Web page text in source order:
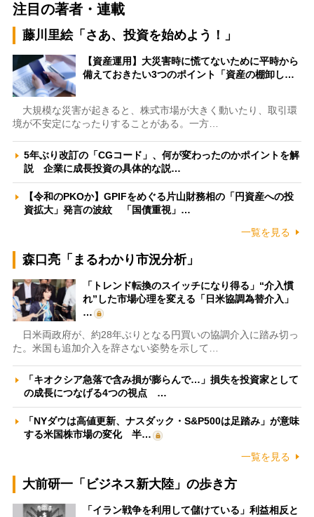
注目の著者・連載
藤川里絵「さあ、投資を始めよう！」
【資産運用】大災害時に慌てないために平時から
備えておきたい3つのポイント「資産の棚卸し…
大規模な災害が起きると、株式市場が大きく動いたり、取引環
境が不安定になったりすることがある。一方…
5年ぶり改訂の「CGコード」、何が変わったのかポイントを解
説 企業に成長投資の具体的な説…
【令和のPKOか】GPIFをめぐる片山財務相の「円資産への投
資拡大」発言の波紋 「国債重視」…
一覧を見る
森口亮「まるわかり市況分析」
「トレンド転換のスイッチになり得る」“介入慣
れ”した市場心理を変える「日米協調為替介入」
…
日米両政府が、約28年ぶりとなる円買いの協調介入に踏み切っ
た。米国も追加介入を辞さない姿勢を示して…
「キオクシア急落で含み損が膨らんで…」損失を投資家として
の成長につなげる4つの視点 …
「NYダウは高値更新、ナスダック・S&P500は足踏み」が意味
する米国株市場の変化 半…
一覧を見る
大前研一「ビジネス新大陸」の歩き方
「イラン戦争を利用して儲けている」利益相反と